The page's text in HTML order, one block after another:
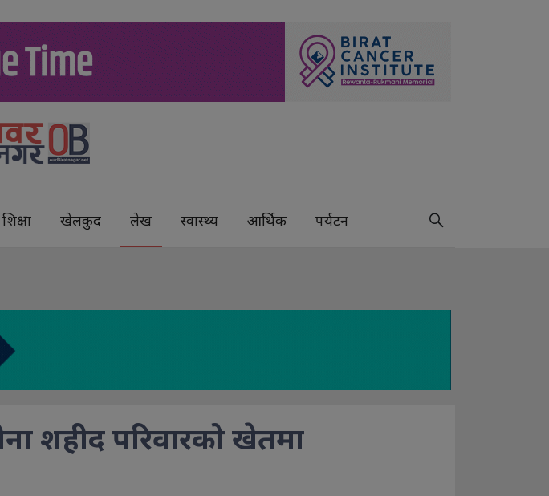
शिक्षा खेलकुद लेख स्वास्थ्य आर्थिक पर्यटन
शहीद परिवारको खेतमा